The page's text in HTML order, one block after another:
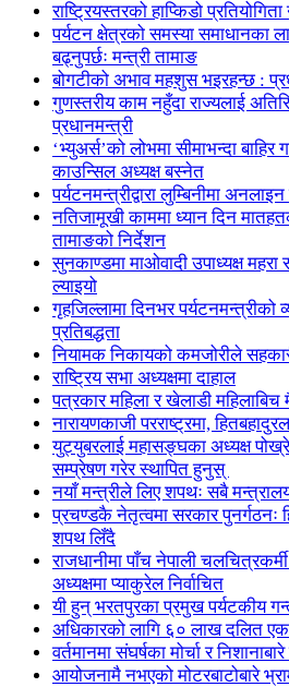
राष्ट्रियस्तरको हाप्किडो
पर्यटन क्षेत्रको समस्या समाधानका
बढ्नुपर्छः मन्त्री तामाङ
बोगटीको अभाव महशुस भइरहन्छ :
गुणस्तरीय काम नहुँदा राज्यलाई
प्रधानमन्त्री
‘भ्युअर्स’को लोभमा सीमाभन्दा
काउन्सिल अध्यक्ष बस्नेत
पर्यटनमन्त्रीद्वारा लुम्बिनीमा
नतिजामूखी काममा ध्यान दिन
तामाङको निर्देशन
सुनकाण्डमा मा‌ओवादी उपाध्यक्ष महरा
ल्याइयो
गृहजिल्लामा दिनभर पर्यटनमन्त्रीको
प्रतिबद्धता
नियामक निकायको कमजोरीले
राष्ट्रिय सभा अध्यक्षमा दाहाल
पत्रकार महिला र खेलाडी महिलाबिच
नारायणकाजी परराष्ट्रमा,
युट्युबरलाई महासङ्घका अध्यक्ष
सम्प्रेषण गरेर स्थापित हुनुस्
नयाँ मन्त्रीले लिए शपथः सबै
प्रचण्डकै नेतृत्वमा सरकार पुनर्गठनः
शपथ लिँदै
राजधानीमा पाँच नेपाली
अध्यक्षमा प्याकुरेल निर्वाचित
यी हुन् भरतपुरका प्रमुख पर्यटकीय
अधिकारको लागि ६० लाख दलित
वर्तमानमा संघर्षका मोर्चा र
आयोजनामै नभएको मोटरबाटोबारे